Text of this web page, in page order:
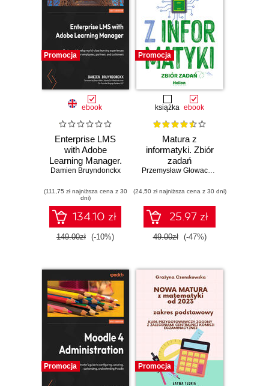
Promocja
ebook
Enterprise LMS
with Adobe
Learning Manager.
Design and
class learning
experiences for
your employees,
partners, and
customers
Damien Bruyndonckx
(111,75 zł najniższa cena z 30
dni)
134.10 zł
149.00zł (-10%)
Promocja
książka ebook
Matura z
informatyki. Zbiór
zadań
Przemysław Głowacz
,
(24,50 zł najniższa cena z 30 dni)
25.97 zł
49.00zł (-47%)
Promocja Promocja